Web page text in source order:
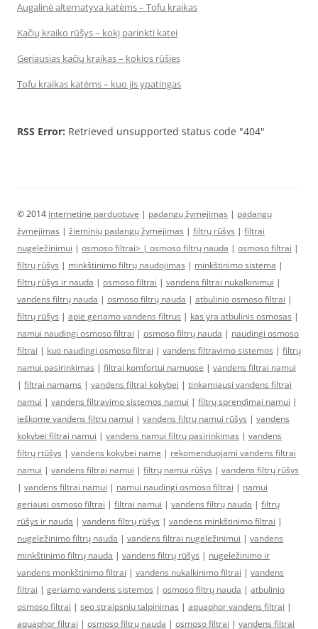
Augalinė alternatyva katėms – Tofu kraikas
Kačių kraiko rūšys – kokį parinkti katei
Geriausias kačių kraikas – kokios rūšies
Tofu kraikas katėms – kuo jis ypatingas
RSS Error: Retrieved unsupported status code "404"
© 2014 internetine parduotuve | padangų žymėjimas | padangų
žymėjimas | žieminių padangų žymėjimas | filtrų rūšys | filtrai
nugeležinimui | osmoso filtrai> | osmoso filtrų nauda | osmoso filtrai |
filtrų rūšys | minkštinimo filtrų naudojimas | minkštinimo sistema |
filtrų rūšys ir nauda | osmoso filtrai | vandens filtrai nukalkinimui |
vandens filtrų nauda | osmoso filtrų nauda | atbulinio osmoso filtrai |
filtrų rūšys | apie geriamo vandens filtrus | kas yra atbulinis osmosas |
namui naudingi osmoso filtrai | osmoso filtrų nauda | naudingi osmoso
filtrai | kuo naudingi osmoso filtrai | vandens filtravimo sistemos | filtrų
namui pasirinkimas | filtrai komfortui namuose | vandens filtrai namui
| filtrai namams | vandens filtrai kokybei | tinkamiausi vandens filtrai
namui | vandens filtravimo sistemos namui | filtrų sprendimai namui |
ieškome vandens filtrų namui | vandens filtrų namui rūšys | vandens
kokybei filtrai namui | vandens namui filtrų pasirinkimas | vandens
filtrų rtūšys | vandens kokybei name | rekomenduojami vandens filtrai
namui | vandens filtrai namui | filtrų namui rūšys | vandens filtrų rūšys
| vandens filtrai namui | namui naudingi osmoso filtrai | namui
geriausi osmoso filtrai | filtrai namui | vandens filtrų nauda | filtrų
rūšys ir nauda | vandens filtrų rūšys | vandens minkštinimo filtrai |
nugeležinimo filtrų nauda | vandens filtrai nugeležinimui | vandens
minkštinimo filtrų nauda | vandens filtrų rūšys | nugeležinimo ir
vandens monkštinimo filtrai | vandens nukalkinimo filtrai | vandens
filtrai | geriamo vandens sistemos | osmoso filtrų nauda | atbulinio
osmoso filtrai | seo straipsniu talpinimas | aquaphor vandens filtrai |
aquaphor filtrai | osmoso filtrų nauda | osmoso filtrai | vandens filtrai